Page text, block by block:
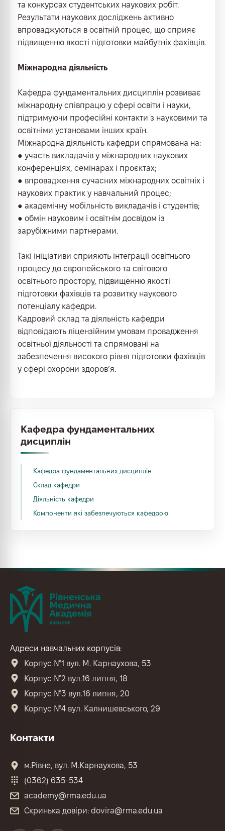
та конкурсах студентських наукових робіт.
Результати наукових досліджень активно
впроваджуються в освітній процес, що сприяє
підвищенню якості підготовки майбутніх фахівців.
Міжнародна діяльність
Кафедра фундаментальних дисциплін розвиває
міжнародну співпрацю у сфері освіти і науки,
підтримуючи професійні контакти з науковими та
освітніми установами інших країн.
Міжнародна діяльність кафедри спрямована на:
● участь викладачів у міжнародних наукових
конференціях, семінарах і проєктах;
● впровадження сучасних міжнародних освітніх і
наукових практик у навчальний процес;
● академічну мобільність викладачів і студентів;
● обмін науковим і освітнім досвідом із
зарубіжними партнерами.
Такі ініціативи сприяють інтеграції освітнього
процесу до європейського та світового
освітнього простору, підвищенню якості
підготовки фахівців та розвитку наукового
потенціалу кафедри.
Кадровий склад та діяльність кафедри
відповідають ліцензійним умовам провадження
освітньої діяльності та спрямовані на
забезпечення високого рівня підготовки фахівців
у сфері охорони здоров’я.
Кафедра фундаментальних
дисциплін
Кафедра фундаментальних дисциплін
Склад кафедри
Діяльність кафедри
Компоненти які забезпечуються кафедрою
Адреси навчальних корпусів:
Корпус №1 вул. М. Карнаухова, 53
Корпус №2 вул.16 липня, 18
Корпус №3 вул.16 липня, 20
Корпус №4 вул. Калнишевського, 29
Контакти
м.Рівне, вул. М.Карнаухова, 53
(0362) 635-534
academy@rma.edu.ua
Скринька довіри: dovira@rma.edu.ua